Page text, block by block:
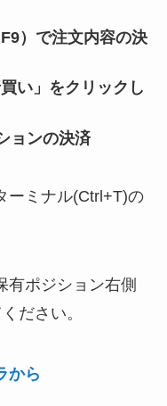
）で注文内容の決
い」をクリックし
ョンの決済
ーミナル(Ctrl+T)の
有ポジション右側
ださい。
から